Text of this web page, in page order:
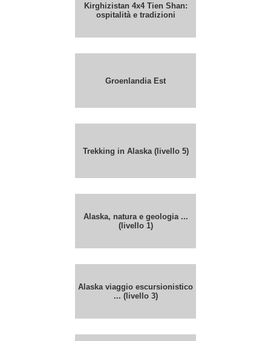
Kirghizistan 4x4 Tien Shan:
ospitalità e tradizioni
Groenlandia Est
Trekking in Alaska (livello 5)
Alaska, natura e geologia ...
(livello 1)
Alaska viaggio escursionistico
... (livello 3)